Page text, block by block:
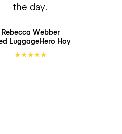
the day.
Rebecca Webber
LuggageHero Hoy
★★★★★